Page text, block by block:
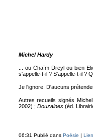
Michel Hardy
... ou Chaïm Dreyl ou bien
s'appelle-t-il ? S'appelle-t-il ?
Je l'ignore. D'aucuns
Autres recueils signés
2002) ; Douzaines(éd.
06:31 Publié dans Poésie |